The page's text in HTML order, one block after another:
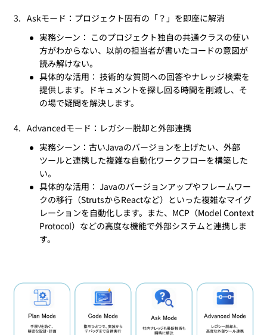
Askモード：プロジェクト固有の「？」を即座に解消
実務シーン： このプロジェクト独自の共通クラスの使い
方がわからない、以前の担当者が書いたコードの意図が
読み解けない。
具体的な活用： 技術的な質問への回答やナレッジ検索を
提供します。ドキュメントを探し回る時間を削減し、そ
の場で疑問を解決します。
Advancedモード：レガシー脱却と外部連携
実務シーン：古いJavaのバージョンを上げたい、外部
ツールと連携した複雑な自動化ワークフローを構築した
い。
具体的な活用： Javaのバージョンアップやフレームワー
クの移行（StrutsからReactなど）といった複雑なマイグ
レーションを自動化します。また、MCP（Model Context
Protocol）などの高度な機能で外部システムと連携しま
す。